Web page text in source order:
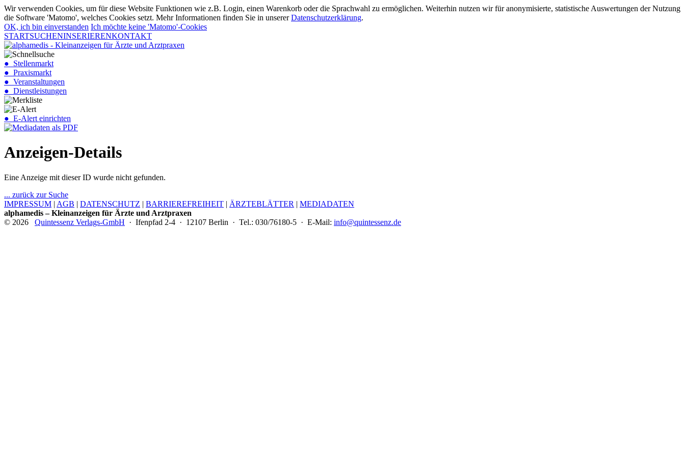
Wir verwenden Cookies, um für diese Website Funktionen wie z.B. Login, einen Warenkorb oder die Sprachwahl zu ermöglichen. Weiterhin nutzen wir für anonymisierte, statistische Auswertungen der Nutzung
die Software 'Matomo', welches Cookies setzt. Mehr Informationen finden Sie in unsererDatenschutzerklärung.
OK, ich bin einverstanden Ich möchte keine 'Matomo'-Cookies
STARTSUCHENINSERIERENKONTAKT
● Stellenmarkt
● Praxismarkt
● Veranstaltungen
● Dienstleistungen
● E-Alert einrichten
Anzeigen-Details
Eine Anzeige mit dieser ID wurde nicht gefunden.
... zurück zur Suche
IMPRESSUM | AGB | DATENSCHUTZ | BARRIEREFREIHEIT | ÄRZTEBLÄTTER | MEDIADATEN
alphamedis – Kleinanzeigen für Ärzte und Arztpraxen
© 2026 Quintessenz Verlags-GmbH · Ifenpfad 2-4 · 12107 Berlin · Tel.: 030/76180-5 · E-Mail: info@quintessenz.de